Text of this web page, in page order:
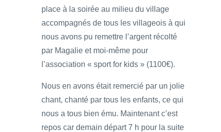
place à la soirée au milieu du village
accompagnés de tous les villageois à qui
nous avons pu remettre l’argent récolté
par Magalie et moi-même pour
l’association « sport for kids » (1100€).
Nous en avons était remercié par un jolie
chant, chanté par tous les enfants, ce qui
nous a tous bien ému. Maintenant c’est
repos car demain départ 7 h pour la suite